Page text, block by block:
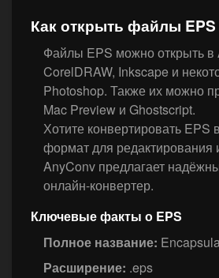
Как открыть файлы EPS
Файлы EPS можно открыть в
CorelDRAW, Inkscape и
Photoshop. Также их можно
Mac Preview и Ghostscript.
Хотите конвертировать EPS
формат для редактирования
AnyConv предлагает
онлайн-конвертер.
Ключевые факты о EPS
Полное название:
Расширение: .eps